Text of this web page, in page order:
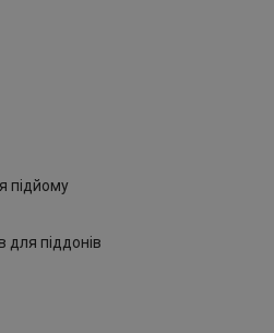
підйому
для піддонів